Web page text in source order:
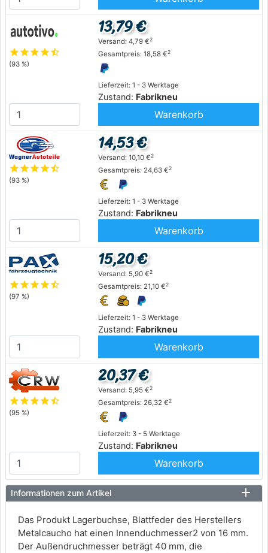
starstarstarstarstar_half
(93 %)
Lieferzeit: 1 - 3 Werktage
Zustand: Fabrikneu
13,79 €
Versand: 4,79 €2
Gesamtpreis: 18,58 €2
Warenkorb
starstarstarstarstar_half
(93 %)
Lieferzeit: 1 - 3 Werktage
Zustand: Fabrikneu
14,53 €
Versand: 10,10 €2
Gesamtpreis: 24,63 €2
Warenkorb
starstarstarstarstar_half
(97 %)
Lieferzeit: 1 - 3 Werktage
Zustand: Fabrikneu
15,20 €
Versand: 5,90 €2
Gesamtpreis: 21,10 €2
Warenkorb
starstarstarstarstar_half
(95 %)
Lieferzeit: 3 - 5 Werktage
Zustand: Fabrikneu
20,37 €
Versand: 5,95 €2
Gesamtpreis: 26,32 €2
Warenkorb
Informationen zum Artikel
Das Produkt Lagerbuchse, Blattfeder des Herstellers
Metalcaucho hat einen Innenduchmesser2 von 16 mm.
Der Außendruchmesser beträgt 40 mm, die